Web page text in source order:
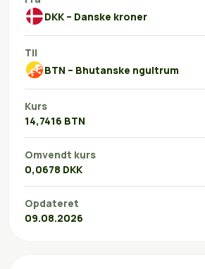
DKK – Danske kroner
Til
BTN – Bhutanske ngultrum
Kurs
14,7416 BTN
Omvendt kurs
0,0678 DKK
Opdateret
09.08.2026